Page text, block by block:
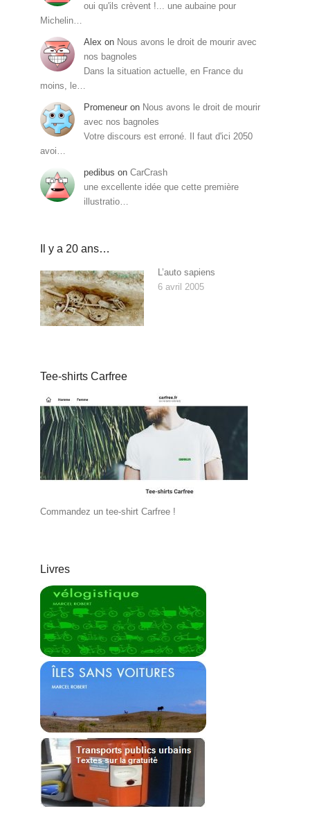
oui qu'ils crèvent !... une aubaine pour
Michelin…
Alex on Nous avons le droit de mourir avec
nos bagnoles
Dans la situation actuelle, en France du
moins, le…
Promeneur on Nous avons le droit de mourir
avec nos bagnoles
Votre discours est erroné. Il faut d'ici 2050
avoi…
pedibus on CarCrash
une excellente idée que cette première
illustratio…
Il y a 20 ans…
L’auto sapiens
6 avril 2005
Tee-shirts Carfree
Commandez un tee-shirt Carfree !
Livres